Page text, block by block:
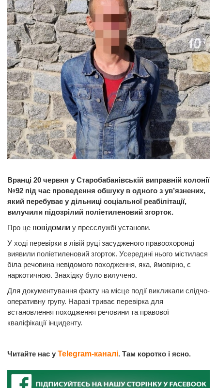
Вранці 20 червня у Старобабанівській виправній колонії
№92 під час проведення обшуку в одного з ув’язнених,
який перебуває у дільниці соціальної реабілітації,
вилучили підозрілий поліетиленовий згорток.
Про це повідомли у пресслужбі установи.
У ході перевірки в лівій руці засудженого правоохоронці
виявили поліетиленовий згорток. Усередині нього містилася
біла речовина невідомого походження, яка, ймовірно, є
наркотичною. Знахідку було вилучено.
Для документування факту на місце події викликали слідчо-
оперативну групу. Наразі триває перевірка для
встановлення походження речовини та правової
кваліфікації інциденту.
Читайте нас у Telegram-каналі. Там коротко і ясно.